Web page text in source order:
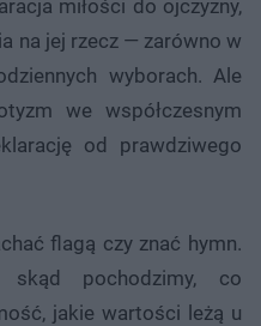
miłości do ojczyzny,
na jej rzecz — zarówno w
wyborach. Ale
we współczesnym
od prawdziwego
flagą czy znać hymn.
skąd pochodzimy, co
jakie wartości leżą u